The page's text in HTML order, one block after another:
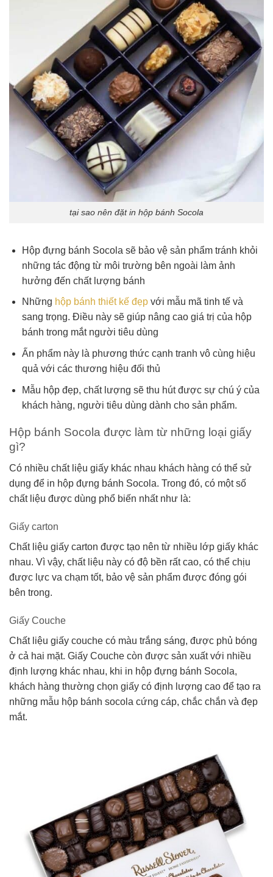
tại sao nên đặt in hộp bánh Socola
Hộp đựng bánh Socola sẽ bảo vệ sản phẩm tránh khỏi
những tác động từ môi trường bên ngoài làm ảnh
hưởng đến chất lượng bánh
Những hộp bánh thiết kế đẹpvới mẫu mã tinh tế và
sang trọng. Điều này sẽ giúp nâng cao giá trị của hộp
bánh trong mắt người tiêu dùng
Ấn phẩm này là phương thức cạnh tranh vô cùng hiệu
quả với các thương hiệu đối thủ
Mẫu hộp đẹp, chất lượng sẽ thu hút được sự chú ý của
khách hàng, người tiêu dùng dành cho sản phẩm.
Hộp bánh Socola được làm từ những loại giấy
gì?
Có nhiều chất liệu giấy khác nhau khách hàng có thể sử
dụng để in hộp đựng bánh Socola. Trong đó, có một số
chất liệu được dùng phổ biến nhất như là:
Giấy carton
Chất liệu giấy carton được tạo nên từ nhiều lớp giấy khác
nhau. Vì vậy, chất liệu này có độ bền rất cao, có thể chịu
được lực va chạm tốt, bảo vệ sản phẩm được đóng gói
bên trong.
Giấy Couche
Chất liệu giấy couche có màu trắng sáng, được phủ bóng
ở cả hai mặt. Giấy Couche còn được sản xuất với nhiều
định lượng khác nhau, khi in hộp đựng bánh Socola,
khách hàng thường chọn giấy có định lượng cao để tạo ra
những mẫu hộp bánh socola cứng cáp, chắc chắn và đẹp
mắt.